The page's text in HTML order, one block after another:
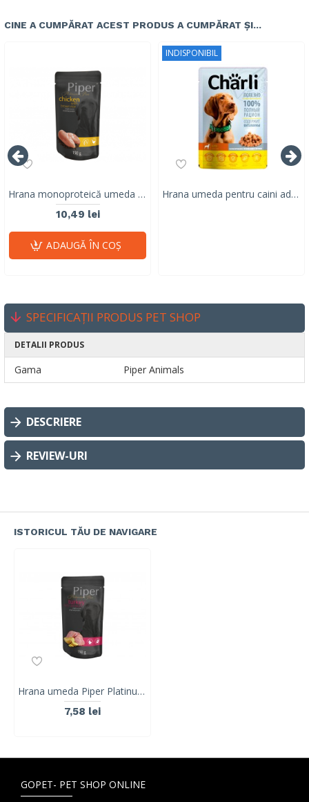
CINE A CUMPĂRAT ACEST PRODUS A CUMPĂRAT ȘI...
Hrana monoproteică umeda pentru caini adulti Piper Pure, pui & orez brun, 150g
10,49 lei
ADAUGĂ ÎN COŞ
INDISPONIBIL
Hrana umeda pentru caini adulti, CHARLI, pui, 100 G
SPECIFICAȚII PRODUS PET SHOP
DETALII PRODUS
Gama Piper Animals
DESCRIERE
REVIEW-URI
ISTORICUL TĂU DE NAVIGARE
Hrana umeda Piper Platinum Pure, Curcan si Cartofi, 150 g
7,58 lei
GOPET- PET SHOP ONLINE